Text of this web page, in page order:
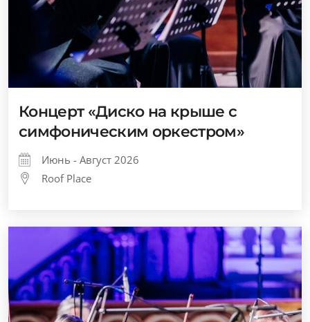
Концерт «Диско на крыше с
симфоническим оркестром»
Июнь - Август 2026
Roof Place